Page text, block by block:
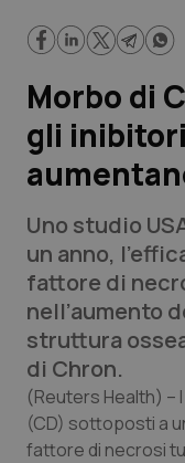
Regioni e Asl
Lavoro e
Scienza e Farmaci
Studi e Analisi
Lettere al
Edizioni
QS Pro
Professionisti
Morbo di
gli
Uno studio
un anno,
fattore di
nell’aumento
struttura
di Chron.
(Reuters Health) –
(CD) sottoposti a
fattore di necrosi